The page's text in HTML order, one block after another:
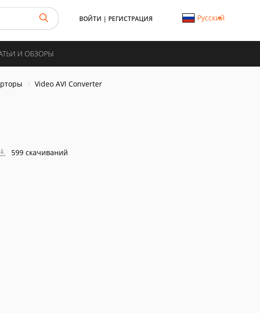
ВОЙТИ | РЕГИСТРАЦИЯ Русский
И ОБЗОРЫ
Video AVI Converter
599 скачиваний